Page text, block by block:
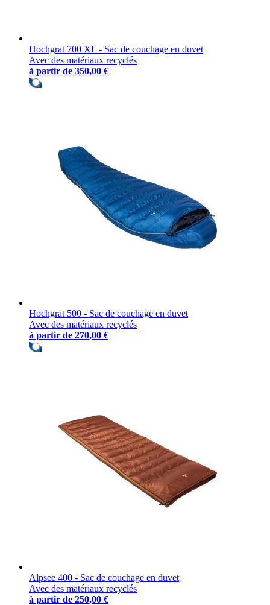
Hochgrat 700 XL - Sac de couchage en duvet
Avec des matériaux recyclés
à partir de 350,00 €
Hochgrat 500 - Sac de couchage en duvet
Avec des matériaux recyclés
à partir de 270,00 €
Alpsee 400 - Sac de couchage en duvet
Avec des matériaux recyclés
à partir de 250,00 €